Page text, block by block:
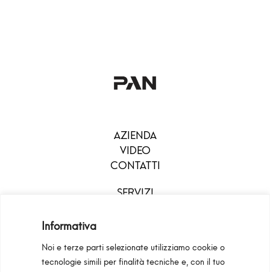
Informativa
Noi e terze parti selezionate utilizziamo cookie o
tecnologie simili per finalità tecniche e, con il tuo
AZIENDA
VIDEO
CONTATTI
SERVIZI